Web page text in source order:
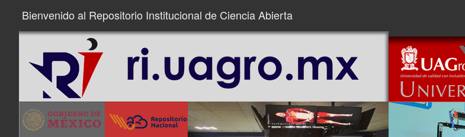
Bienvenido al Repositorio Institucional de Ciencia Abierta